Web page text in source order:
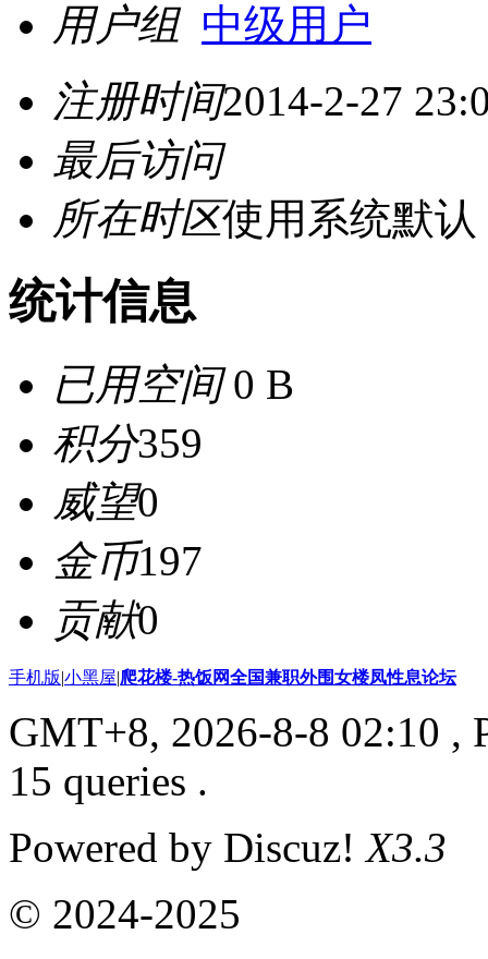
用户组 中级用户
注册时间2014-2-27
最后访问
所在时区使用系统默认
统计信息
已用空间0 B
积分359
威望0
金币197
贡献0
手机版|小黑屋|爬花楼-热饭网全国兼职外围女楼凤性息论坛
GMT+8, 2026-8-8 02:10 ,
15 queries .
Powered by Discuz!X3.3
© 2024-2025